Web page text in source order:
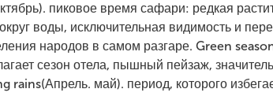
пиковое время сафари: редкая
воды, исключительная видимость и
народов в самом разгаре. Green
сезон отела, пышный пейзаж,
rains(Апрель. май). период, которого